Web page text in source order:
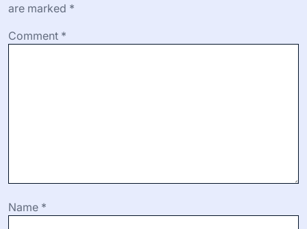
are marked *
Comment *
Name *